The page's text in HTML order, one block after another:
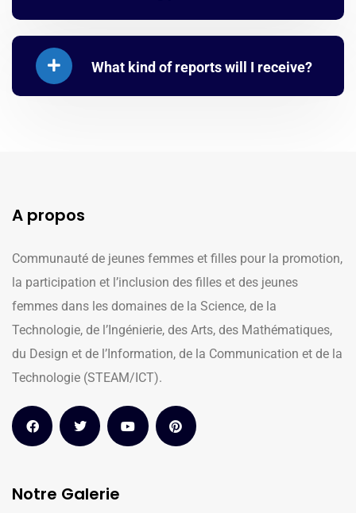
What kind of reports will I receive?
A propos
Communauté de jeunes femmes et filles pour la promotion,
la participation et l’inclusion des filles et des jeunes
femmes dans les domaines de la Science, de la
Technologie, de l’Ingénierie, des Arts, des Mathématiques,
du Design et de l’Information, de la Communication et de la
Technologie (STEAM/ICT).
Notre Galerie